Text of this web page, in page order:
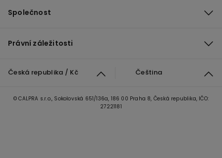
Společnost
Právní záležitosti
Česká republika / Kč Čeština
© CALPRA s.r.o., Sokolovská 651/136a, 186 00 Praha 8, Česká republika, IČO:
27221181